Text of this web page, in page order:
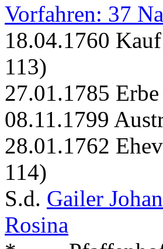
Vorfahren: 37
18.04.1760
113)
27.01.1785
08.11.1799
28.01.1762
114)
S.d. Gailer
Rosina